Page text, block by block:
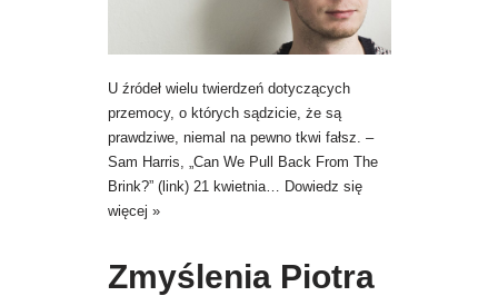
U źródeł wielu twierdzeń dotyczących
przemocy, o których sądzicie, że są
prawdziwe, niemal na pewno tkwi fałsz. –
Sam Harris, „Can We Pull Back From The
Brink?” (link) 21 kwietnia…
Dowiedz się
więcej »
Zmyślenia Piotra